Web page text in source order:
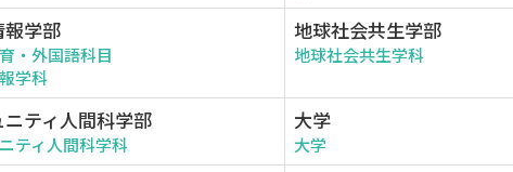
学部
・外国語科目
学科
地球社会共生学部
地球社会共生学科
ニティ人間科学部
ティ人間科学科
大学
大学